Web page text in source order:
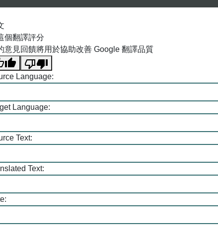
個翻譯評分
意見回饋將用於協助改善 Google 翻譯品質
Language:
Language:
Text:
Text: